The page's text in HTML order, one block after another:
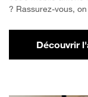
? Rassurez-vous,
Découvrir